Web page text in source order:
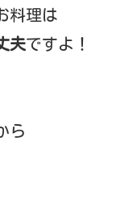
料理は
夫ですよ！
ら